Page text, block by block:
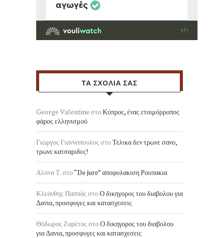
ΤΑ ΣΧΟΛΙΑ ΣΑΣ
George Valentine στοΚύπρος, ένας ετοιμόρροπος
φάρος ελληνισμού
Γιώργος Γιαννοπουλος στοΤελικα δεν τρωνε σανο,
τρωνε κατσαριδες!
Αλόνα Τ.στο“De jure” αποφυλακιση Ρουπακια
Κλεάνθης Παππάς στοΟ δικηγορος του διαβολου για
Δανια, προσφυγες και κατασχεσεις
Θόδωρος Ζαρέτος στοΟ δικηγορος του διαβολου
για Δανια, προσφυγες και κατασχεσεις